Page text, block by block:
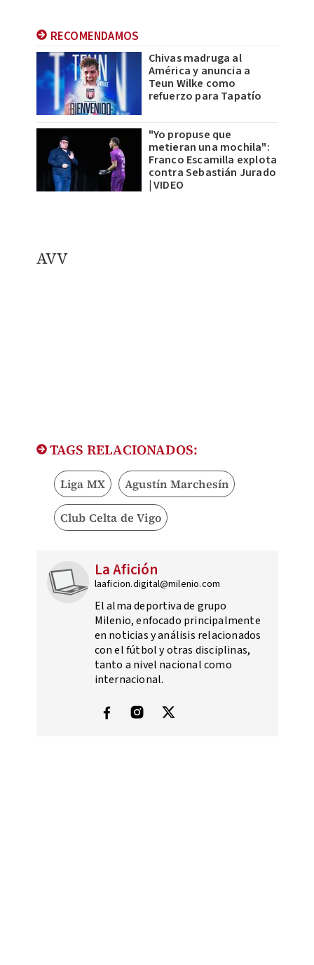
RECOMENDAMOS
Chivas madruga al
América y anuncia a
Teun Wilke como
refuerzo para Tapatío
"Yo propuse que
metieran una mochila":
Franco Escamilla explota
contra Sebastián Jurado
| VIDEO
AVV
TAGS RELACIONADOS:
Liga MX Agustín Marchesín
Club Celta de Vigo
La Afición
laaficion.digital@milenio.com
El alma deportiva de grupo
Milenio, enfocado principalmente
en noticias y análisis relacionados
con el fútbol y otras disciplinas,
tanto a nivel nacional como
internacional.